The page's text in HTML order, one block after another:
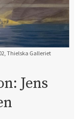
Thielska Galleriet
Jens